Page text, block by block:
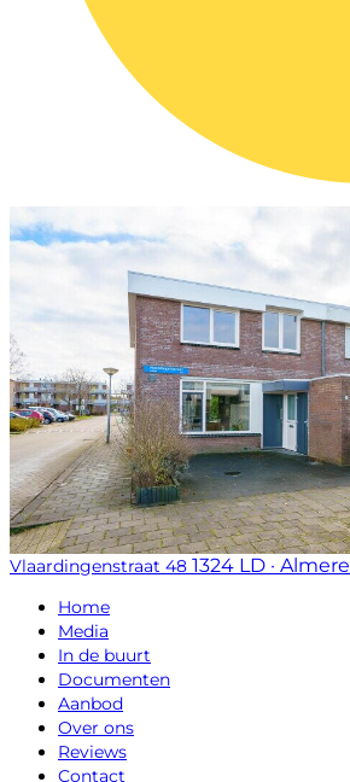
Vlaardingenstraat 48 1324 LD · Almere
Home
Media
In de buurt
Documenten
Aanbod
Over ons
Reviews
Contact